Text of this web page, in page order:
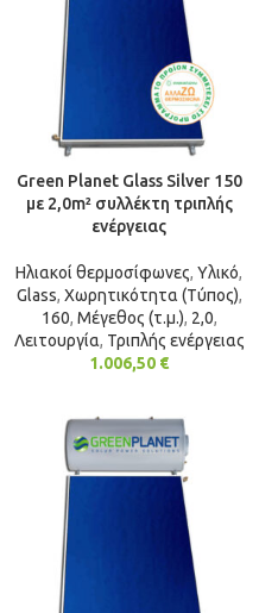
Green Planet Glass Silver 150
με 2,0m² συλλέκτη τριπλής
ενέργειας
Ηλιακοί θερμοσίφωνες, Υλικό,
Glass, Χωρητικότητα (Τύπος),
160, Μέγεθος (τ.μ.), 2,0,
Λειτουργία, Τριπλής ενέργειας
1.006,50 €